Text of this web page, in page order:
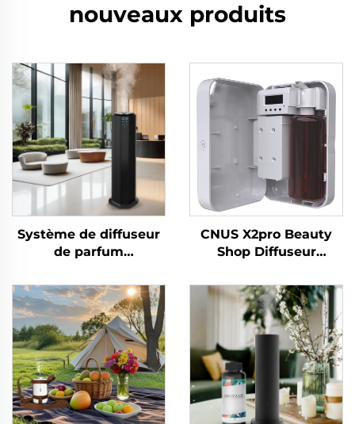
nouveaux produits
Système de diffuseur
de parfum
salle de bain/bureau
d'hôtel/salle de bain
commerciale CNUS
S3000TF
CNUS X2pro Beauty
Shop Diffuseur
professionnel et
commercial pour
parfums, huiles
essentielles et
parfums d'hôtel